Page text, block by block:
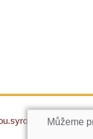
box.cz
Můžeme